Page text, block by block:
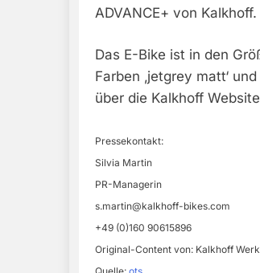
ADVANCE+ von Kalkhoff.
Das E-Bike ist in den
Farben ‚jetgrey matt‘
über die Kalkhoff
Pressekontakt:
Silvia Martin
PR-Managerin
s.martin@kalkhoff-bikes.com
+49 (0)160 90615896
Original-Content von: Kalkhoff